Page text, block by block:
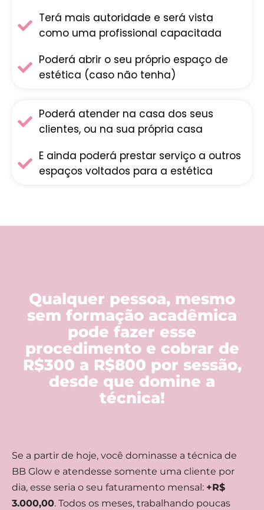
Terá mais autoridade e será vista
como uma profissional capacitada
Poderá abrir o seu próprio espaço de
estética (caso não tenha)
Poderá atender na casa dos seus
clientes, ou na sua própria casa
E ainda poderá prestar serviço a outros
espaços voltados para a estética
Qualquer pessoa, mesmo
sem formação acadêmica
pode fazer esse
procedimento e cobrar de
R$300 a R$800 por sessão,
desde que domine a
técnica!
Se a partir de hoje, você dominasse a técnica de
BB Glow e atendesse somente uma cliente por
dia, esse seria o seu faturamento mensal: +R$
3.000,00. Todos os meses, trabalhando poucas